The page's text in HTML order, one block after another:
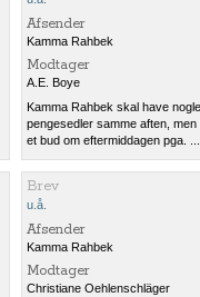
Afsender
Kamma Rahbek
Modtager
A.E. Boye
Kamma Rahbek skal have nogle
pengesedler samme aften, men
et bud om eftermiddagen pga. ...
Brev
u.å.
Afsender
Kamma Rahbek
Modtager
Christiane Oehlenschläger